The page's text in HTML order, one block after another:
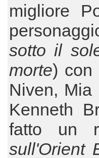
migliore
sotto il
morte) con
Niven, Mia
Kenneth
fatto un
sull'Orient